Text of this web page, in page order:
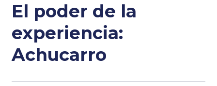
El poder de la
experiencia:
Achucarro